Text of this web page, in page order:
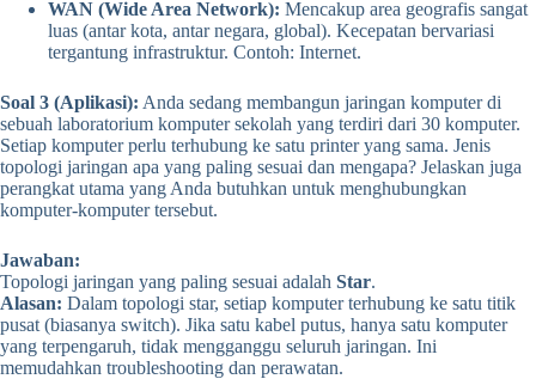
WAN (Wide Area Network): Mencakup area geografis sangat
luas (antar kota, antar negara, global). Kecepatan bervariasi
tergantung infrastruktur. Contoh: Internet.
Soal 3 (Aplikasi): Anda sedang membangun jaringan komputer di
sebuah laboratorium komputer sekolah yang terdiri dari 30 komputer.
Setiap komputer perlu terhubung ke satu printer yang sama. Jenis
topologi jaringan apa yang paling sesuai dan mengapa? Jelaskan juga
perangkat utama yang Anda butuhkan untuk menghubungkan
komputer-komputer tersebut.
Jawaban:
Topologi jaringan yang paling sesuai adalah Star.
Alasan: Dalam topologi star, setiap komputer terhubung ke satu titik
pusat (biasanya switch). Jika satu kabel putus, hanya satu komputer
yang terpengaruh, tidak mengganggu seluruh jaringan. Ini
memudahkan troubleshooting dan perawatan.